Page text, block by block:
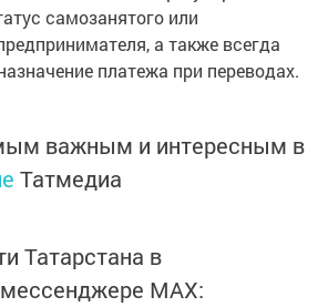
самозанятого или
а также всегда
платежа при переводах.
важным и интересным в
Татмедиа
Татарстана в
MАХ: